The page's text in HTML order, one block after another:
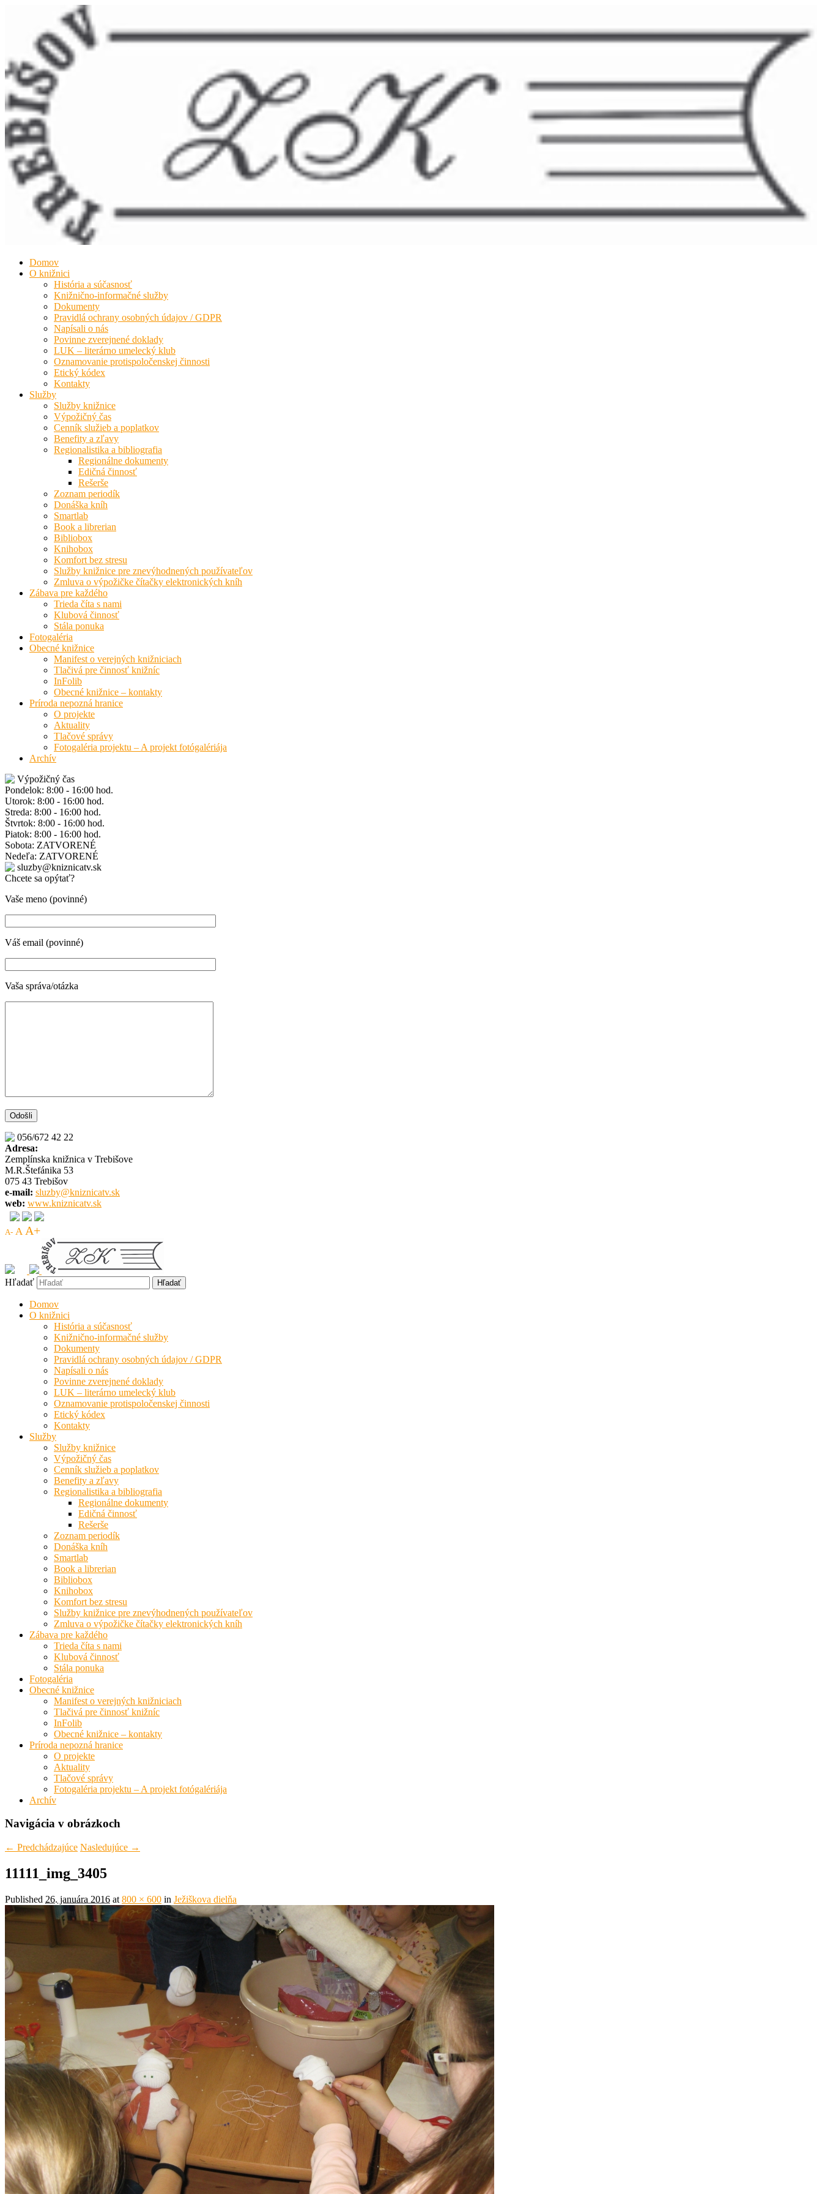
Domov
O knižnici
História a súčasnosť
Knižnično-informačné služby
Dokumenty
Pravidlá ochrany osobných údajov / GDPR
Napísali o nás
Povinne zverejnené doklady
LUK – literárno umelecký klub
Oznamovanie protispoločenskej činnosti
Etický kódex
Kontakty
Služby
Služby knižnice
Výpožičný čas
Cenník služieb a poplatkov
Benefity a zľavy
Regionalistika a bibliografia
Regionálne dokumenty
Edičná činnosť
Rešerše
Zoznam periodík
Donáška kníh
Smartlab
Book a librerian
Bibliobox
Knihobox
Komfort bez stresu
Služby knižnice pre znevýhodnených používateľov
Zmluva o výpožičke čítačky elektronických kníh
Zábava pre každého
Trieda číta s nami
Klubová činnosť
Stála ponuka
Fotogaléria
Obecné knižnice
Manifest o verejných knižniciach
Tlačivá pre činnosť knižníc
InFolib
Obecné knižnice – kontakty
Príroda nepozná hranice
O projekte
Aktuality
Tlačové správy
Fotogaléria projektu – A projekt fotógalériája
Archív
Výpožičný čas
Pondelok: 8:00 - 16:00 hod.
Utorok: 8:00 - 16:00 hod.
Streda: 8:00 - 16:00 hod.
Štvrtok: 8:00 - 16:00 hod.
Piatok: 8:00 - 16:00 hod.
Sobota: ZATVORENÉ
Nedeľa: ZATVORENÉ
sluzby@kniznicatv.sk
Chcete sa opýtať?
Vaše meno (povinné)
Váš email (povinné)
Vaša správa/otázka
056/672 42 22
Adresa:
Zemplínska knižnica v Trebišove
M.R.Štefánika 53
075 43 Trebišov
e-mail: sluzby@kniznicatv.sk
web: www.kniznicatv.sk
A- A A+
Hľadať
Domov
O knižnici
História a súčasnosť
Knižnično-informačné služby
Dokumenty
Pravidlá ochrany osobných údajov / GDPR
Napísali o nás
Povinne zverejnené doklady
LUK – literárno umelecký klub
Oznamovanie protispoločenskej činnosti
Etický kódex
Kontakty
Služby
Služby knižnice
Výpožičný čas
Cenník služieb a poplatkov
Benefity a zľavy
Regionalistika a bibliografia
Regionálne dokumenty
Edičná činnosť
Rešerše
Zoznam periodík
Donáška kníh
Smartlab
Book a librerian
Bibliobox
Knihobox
Komfort bez stresu
Služby knižnice pre znevýhodnených používateľov
Zmluva o výpožičke čítačky elektronických kníh
Zábava pre každého
Trieda číta s nami
Klubová činnosť
Stála ponuka
Fotogaléria
Obecné knižnice
Manifest o verejných knižniciach
Tlačivá pre činnosť knižníc
InFolib
Obecné knižnice – kontakty
Príroda nepozná hranice
O projekte
Aktuality
Tlačové správy
Fotogaléria projektu – A projekt fotógalériája
Archív
Navigácia v obrázkoch
← Predchádzajúce Nasledujúce →
11111_img_3405
Published 26. januára 2016 at 800 × 600 in Ježiškova dielňa